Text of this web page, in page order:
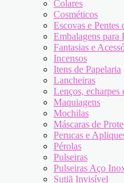
Colares
Cosméticos
Escovas e Pentes
Embalagens para
Fantasias e
Incensos
Itens de Papelaria
Lancheiras
Lenços, echarpes
Maquiagens
Mochilas
Máscaras de
Perucas e
Pérolas
Pulseiras
Pulseiras Aço
Sutiã Invisível